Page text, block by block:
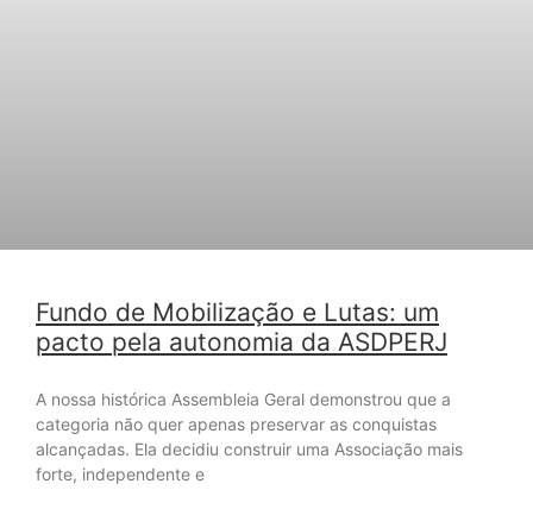
Fundo de Mobilização e Lutas: um
pacto pela autonomia da ASDPERJ
A nossa histórica Assembleia Geral demonstrou que a
categoria não quer apenas preservar as conquistas
alcançadas. Ela decidiu construir uma Associação mais
forte, independente e